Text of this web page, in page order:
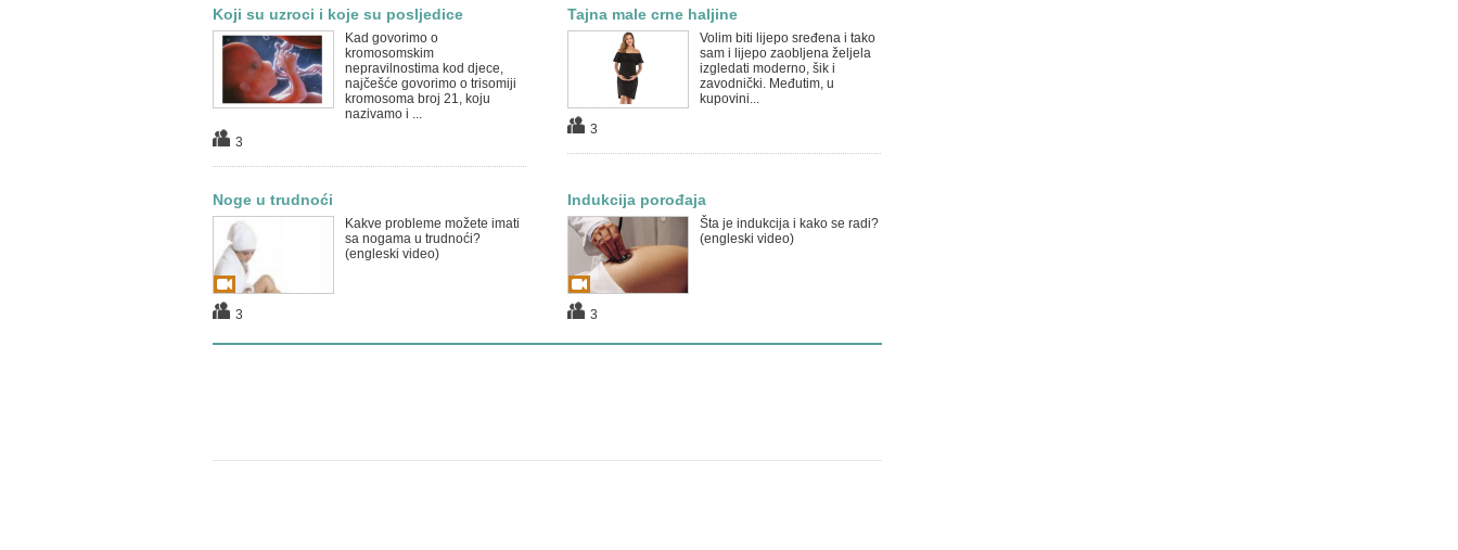
Koji su uzroci i koje su posljedice
Kad govorimo o
kromosomskim
nepravilnostima kod djece,
najčešće govorimo o trisomiji
kromosoma broj 21, koju
nazivamo i ...
3
Tajna male crne haljine
Volim biti lijepo sređena i tako
sam i lijepo zaobljena željela
izgledati moderno, šik i
zavodnički. Međutim, u
kupovini...
3
Noge u trudnoći
Kakve probleme možete imati
sa nogama u trudnoći?
(engleski video)
3
Indukcija porođaja
Šta je indukcija i kako se radi?
(engleski video)
3